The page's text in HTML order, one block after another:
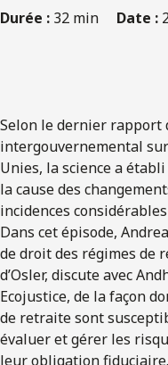
Durée : 32 min Date :
Selon le dernier rapport
intergouvernemental
Unies, la science a
la cause des
incidences
Dans cet épisode,
de droit des régimes de
d’Osler, discute avec
Ecojustice, de la façon
de retraite sont
évaluer et gérer les
leur obligation fiduciaire.